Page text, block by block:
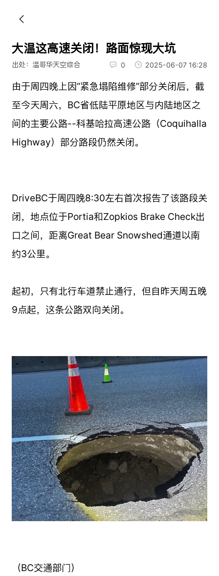
大温这高速关闭！路面惊现大坑
出处：温哥华天空综合 0 2025-06-07 16:28
由于周四晚上因“紧急塌陷维修”部分关闭后，截
至今天周六，BC省低陆平原地区与内陆地区之
间的主要公路--科基哈拉高速公路（Coquihalla
Highway）部分路段仍然关闭。
DriveBC于周四晚8:30左右首次报告了该路段关
闭，地点位于Portia和Zopkios Brake Check出
口之间，距离Great Bear Snowshed通道以南
约3公里。
起初，只有北行车道禁止通行，但自昨天周五晚
9点起，这条公路双向关闭。
（BC交通部门）